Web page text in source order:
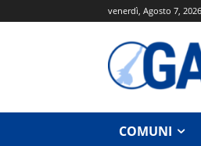
venerdì, Agosto 7, 2026
COMUNI